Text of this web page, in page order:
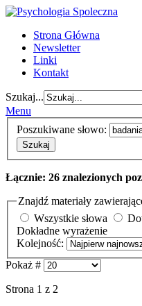
Strona Główna
Newsletter
Linki
Kontakt
Szukaj...
Menu
Poszukiwane słowo:
Szukaj
Łącznie: 26 znalezionych
Znajdź materiały
Wszystkie słowa
Dokładne wyrażenie
Kolejność:
Pokaż #
Strona 1 z 2